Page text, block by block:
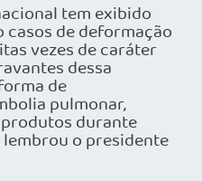
tem exibido
casos de deformação
vezes de caráter
dessa
de
pulmonar,
durante
o presidente